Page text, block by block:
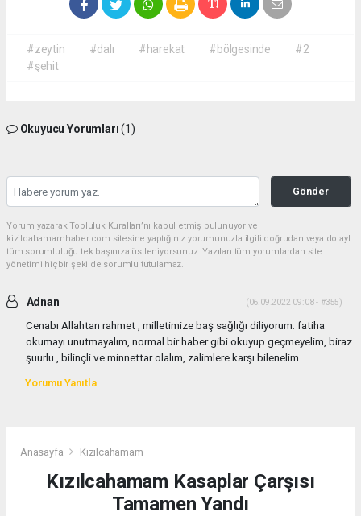
#zeytin #dalı #harekat #bölgesinde
#2
#şehit
Okuyucu Yorumları(1)
Gönder
Yorum yazarak Topluluk Kuralları’nı kabul etmiş bulunuyor ve
kizilcahamamhaber.com sitesine yaptığınız yorumunuzla ilgili doğrudan veya dolaylı
tüm sorumluluğu tek başınıza üstleniyorsunuz. Yazılan tüm yorumlardan site
yönetimi hiçbir şekilde sorumlu tutulamaz.
Adnan (06.09.2022 09:08 - #355)
Cenabı Allahtan rahmet , milletimize baş sağlığı diliyorum. fatiha
okumayı unutmayalım, normal bir haber gibi okuyup geçmeyelim, biraz
şuurlu , bilinçli ve minnettar olalım, zalimlere karşı bilenelim.
Yorumu Yanıtla
Anasayfa Kızılcahamam
Kızılcahamam Kasaplar Çarşısı
Tamamen Yandı